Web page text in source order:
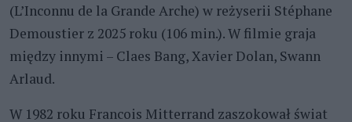
(L’Inconnu de la Grande Arche) w reżyserii Stéphane
Demoustier z 2025 roku (106 min.). W filmie graja
między innymi – Claes Bang, Xavier Dolan, Swann
Arlaud.
W 1982 roku Francois Mitterrand zaszokował świat